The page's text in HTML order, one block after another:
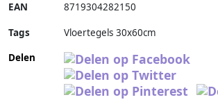
EAN 8719304282150
Tags
Vloertegels 30x60cm
Delen